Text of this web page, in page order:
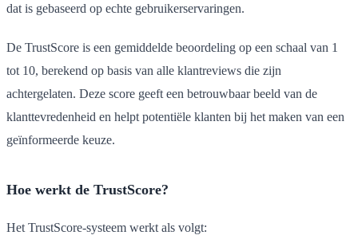
dat is gebaseerd op echte gebruikerservaringen.
De TrustScore is een gemiddelde beoordeling op een schaal van 1
tot 10, berekend op basis van alle klantreviews die zijn
achtergelaten. Deze score geeft een betrouwbaar beeld van de
klanttevredenheid en helpt potentiële klanten bij het maken van een
geïnformeerde keuze.
Hoe werkt de TrustScore?
Het TrustScore-systeem werkt als volgt: